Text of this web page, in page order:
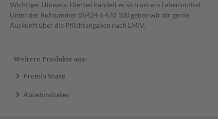
Wichtiger Hinweis: Hierbei handelt es sich um ein Lebensmittel.
Unter der Rufnummer 05424 6 470 100 geben wir dir gerne
Auskunft über die Pflichtangaben nach LMIV.
Weitere Produkte aus:
Protein Shake
Abnehmshakes